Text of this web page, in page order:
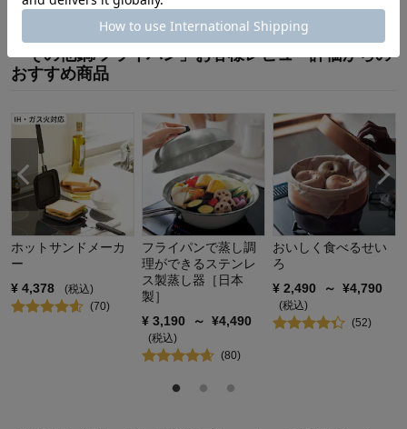
「その他鍋/フライパン」お客様レビュー評価からの
おすすめ商品
ホットサンドメーカ
ー
¥ 4,378
(税込)
(70)
フライパンで蒸し調
理ができるステンレ
ス製蒸し器［日本
製］
¥ 3,190 ～ ¥4,490
(税込)
(80)
おいしく食べるせい
ろ
¥ 2,490 ～ ¥4,790
(税込)
(52)